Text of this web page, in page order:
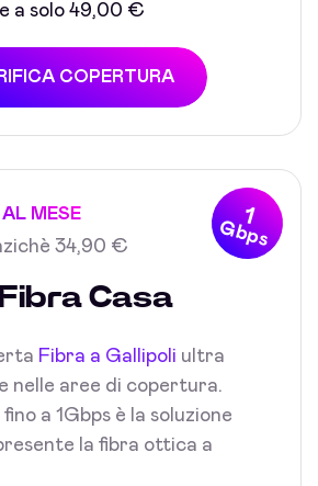
a solo 49,00 €
COPERTURA
1
Gbps
MESE
34,90 €
Casa
Fibra a Gallipoli ultra
nelle aree di copertura.
a 1Gbps è la soluzione
la fibra ottica a